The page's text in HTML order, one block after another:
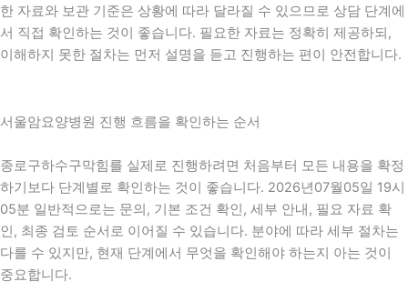
한 자료와 보관 기준은 상황에 따라 달라질 수 있으므로 상담 단계에
서 직접 확인하는 것이 좋습니다. 필요한 자료는 정확히 제공하되,
이해하지 못한 절차는 먼저 설명을 듣고 진행하는 편이 안전합니다.
서울암요양병원 진행 흐름을 확인하는 순서
종로구하수구막힘를 실제로 진행하려면 처음부터 모든 내용을 확정
하기보다 단계별로 확인하는 것이 좋습니다. 2026년07월05일 19시
05분 일반적으로는 문의, 기본 조건 확인, 세부 안내, 필요 자료 확
인, 최종 검토 순서로 이어질 수 있습니다. 분야에 따라 세부 절차는
다를 수 있지만, 현재 단계에서 무엇을 확인해야 하는지 아는 것이
중요합니다.